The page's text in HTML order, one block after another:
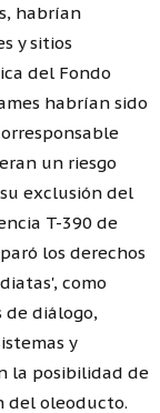
habrían
y sitios
del Fondo
habrían sido
un riesgo
exclusión del
T-390 de
los derechos
como
de diálogo,
y
la posibilidad de
del oleoducto.